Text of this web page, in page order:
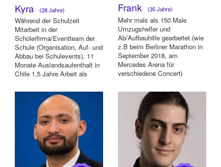
Kyra (28 Jahre)
Während der Schulzeit
Mitarbeit in der
Schülerfirma/Eventteam der
Schule (Organisation, Auf- und
Abbau bei Schulevents), 11
Monate Auslandsaufenthalt in
Chile 1,5 Jahre Arbeit als
Frank (35 Jahre)
Mehr mals als 150 Male
Umzugshelfer und
Ab/Aufbauhilfe gearbeitet.(wie
z.B beim Berliner Marathon in
September 2018, am
Mercedes Arena für
verschiedene Concert)